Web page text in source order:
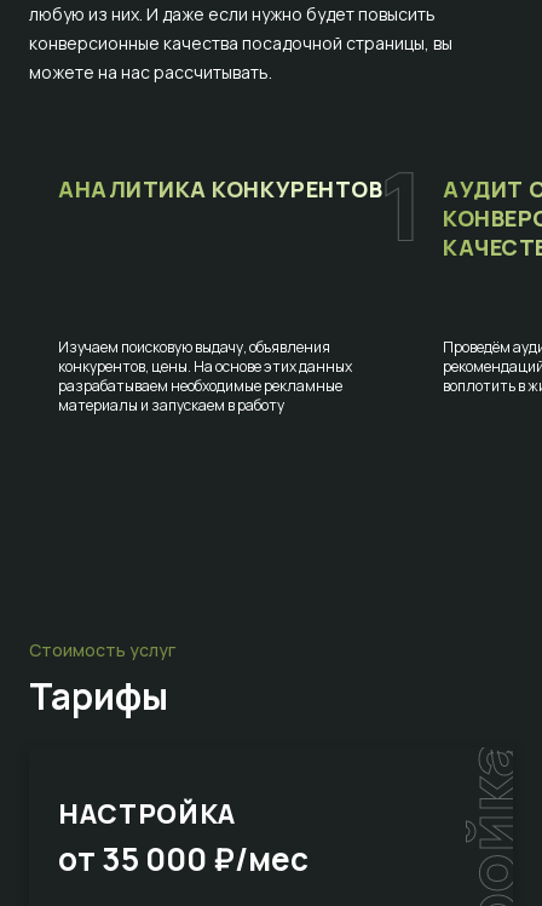
любую из них. И даже если нужно будет повысить
конверсионные качества посадочной страницы, вы
можете на нас рассчитывать.
АНАЛИТИКА КОНКУРЕНТОВ
Изучаем поисковую выдачу, объявления
конкурентов, цены. На основе этих данных
разрабатываем необходимые рекламные
материалы и запускаем в работу
АУДИТ
Проведём
воплотить в
Стоимость услуг
Тарифы
НАСТРОЙКА
от 35 000 ₽/мес